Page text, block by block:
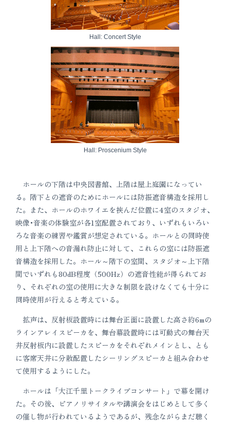
Hall: Concert Style
Hall: Proscenium Style
ホールの下階は中央図書館、上階は屋上庭園になってい
る。階下との遮音のためにホールには防振遮音構造を採用し
た。また、ホールのホワイエを挟んだ位置に4室のスタジオ、
映像･音楽の体験室が各1室配置されており、いずれもいろい
ろな音楽の練習や鑑賞が想定されている。ホールとの同時使
用と上下階への音漏れ防止に対して、これらの室には防振遮
音構造を採用した。ホール～階下の室間、スタジオ～上下階
間でいずれも80dB程度（500Hz）の遮音性能が得られてお
り、それぞれの室の使用に大きな制限を設けなくても十分に
同時使用が行えると考えている。
拡声は、反射板設置時には舞台正面に設置した高さ約6mの
ラインアレイスピーカを、舞台幕設置時には可動式の舞台天
井反射板内に設置したスピーカをそれぞれメインとし、とも
に客席天井に分散配置したシーリングスピーカと組み合わせ
て使用するようにした。
ホールは「大江千里トークライブコンサート」で幕を開け
た。その後、ピアノリサイタルや講演会をはじめとして多く
の催し物が行われているようであるが、残念ながらまだ聴く